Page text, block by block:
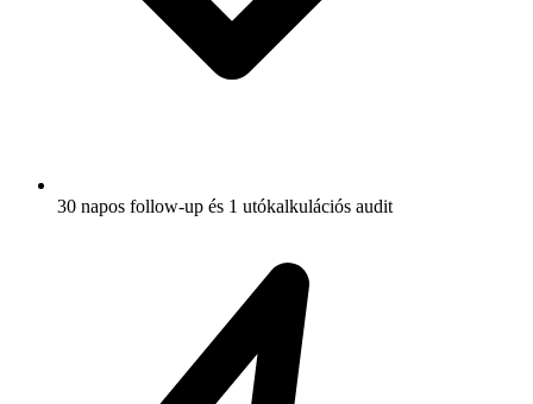
30 napos follow-up és 1 utókalkulációs audit